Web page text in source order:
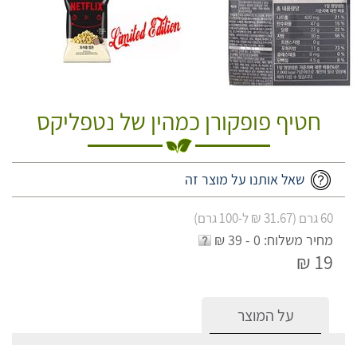
חטיף פופקורן כמהין של נטפליקס
שאל אותנו על מוצר זה
60 גרם (31.67 ₪ ל-100 גרם)
מחיר משלוח: 0 - 39 ₪
19 ₪
על המוצר